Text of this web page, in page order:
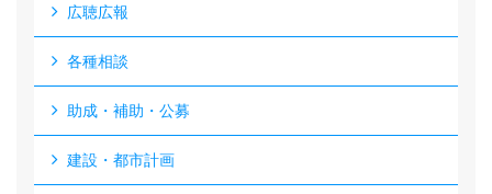
広聴広報
各種相談
助成・補助・公募
建設・都市計画